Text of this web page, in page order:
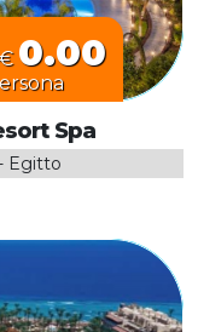
0.00
Spa
Egitto